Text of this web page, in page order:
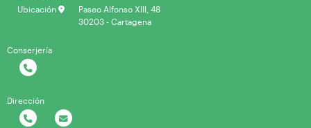
Ubicación
Paseo Alfonso XIII, 48
30203 - Cartagena
Conserjería
Dirección